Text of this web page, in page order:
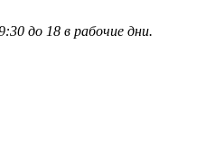
до 18 в рабочие дни.